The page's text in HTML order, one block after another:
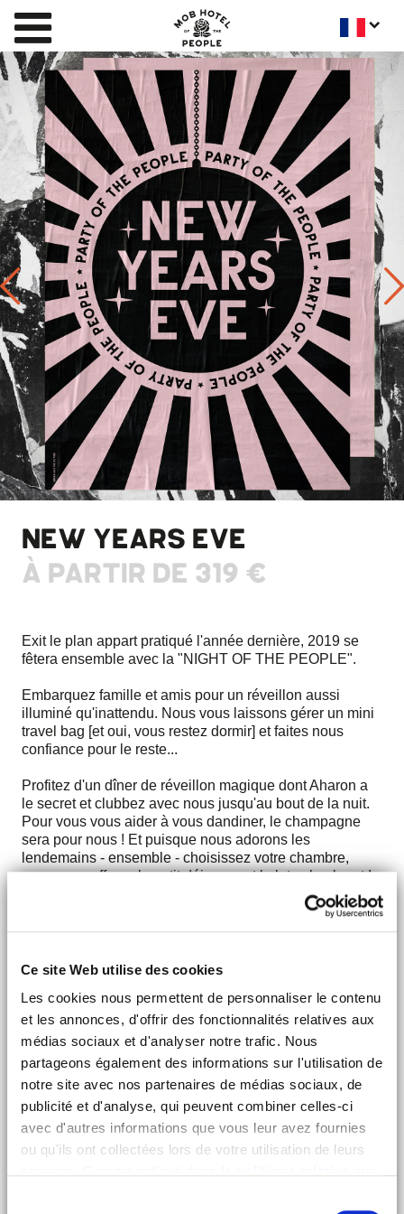
Ce site Web utilise des cookies
Les cookies nous permettent de personnaliser le contenu
et les annonces, d'offrir des fonctionnalités relatives aux
médias sociaux et d'analyser notre trafic. Nous
partageons également des informations sur l'utilisation de
notre site avec nos partenaires de médias sociaux, de
publicité et d'analyse, qui peuvent combiner celles-ci
avec d'autres informations que vous leur avez fournies
ou qu'ils ont collectées lors de votre utilisation de leurs
NEW YEARS EVE
À PARTIR DE 319 €
Exit le plan appart pratiqué l'année dernière, 2019 se
fêtera ensemble avec la "NIGHT OF THE PEOPLE".
Embarquez famille et amis pour un réveillon aussi
illuminé qu'inattendu. Nous vous laissons gérer un mini
travel bag [et oui, vous restez dormir] et faites nous
confiance pour le reste...
Profitez d'un dîner de réveillon magique dont Aharon a
le secret et clubbez avec nous jusqu'au bout de la nuit.
Pour vous vous aider à vous dandiner, le champagne
sera pour nous ! Et puisque nous adorons les
lendemains - ensemble - choisissez votre chambre,
nous vous offrons le petit déjeuner et le late check-out !
DÉTAILS DE L'OFFRE
Offre valable dans la nuit du 31 décembre 2018 au 1er
janvier 2019
La MOB + diner du réveillon à 319€ pour 2 personnes
La MASTER MOB + diner du réveillon à 379€ pour 2
personnes
Petit déjeuner, bouteille de champagne et late check-out
offerts
Offre réservée à une clientèle individuelle (hors groupe), ne
pouvant être cumulée à d'autres avantages ou offres